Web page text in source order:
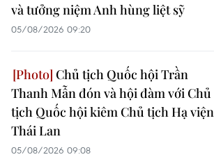
và tưởng niệm Anh hùng liệt sỹ
05/08/2026 09:20
Chủ tịch Quốc hội Trần
Thanh Mẫn đón và hội đàm với Chủ
tịch Quốc hội kiêm Chủ tịch Hạ viện
Thái Lan
05/08/2026 09:08